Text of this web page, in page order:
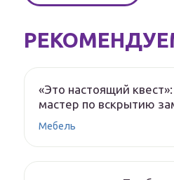
«Это настоящий
мастер по вскрытию
Мебель